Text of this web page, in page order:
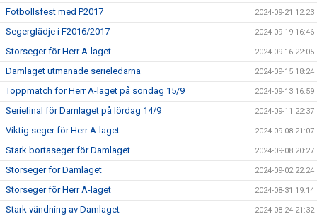
Fotbollsfest med P2017 2024-09-21 12:23
Segerglädje i F2016/2017 2024-09-19 16:46
Storseger för Herr A-laget 2024-09-16 22:05
Damlaget utmanade serieledarna 2024-09-15 18:24
Toppmatch för Herr A-laget på söndag 15/9 2024-09-13 16:59
Seriefinal för Damlaget på lördag 14/9 2024-09-11 22:37
Viktig seger för Herr A-laget 2024-09-08 21:07
Stark bortaseger för Damlaget 2024-09-08 20:27
Storseger för Damlaget 2024-09-02 22:24
Storseger för Herr A-laget 2024-08-31 19:14
Stark vändning av Damlaget 2024-08-24 21:32